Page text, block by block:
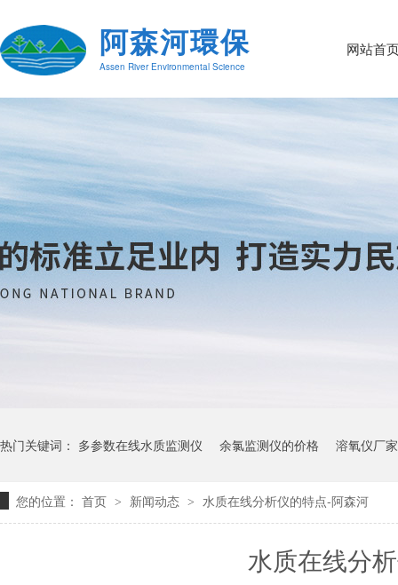
阿森河環保
Assen River Environmental Science
网站首
热门关键词： 多参数在线水质监测仪 余氯监测仪的价格 溶氧仪厂家
您的位置： 首页 > 新闻动态 > 水质在线分析仪的特点-阿森河
水质在线分